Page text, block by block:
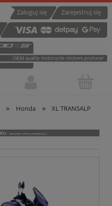
Zarejestruj się
Zaloguj się
» Honda » XL TRANSALP